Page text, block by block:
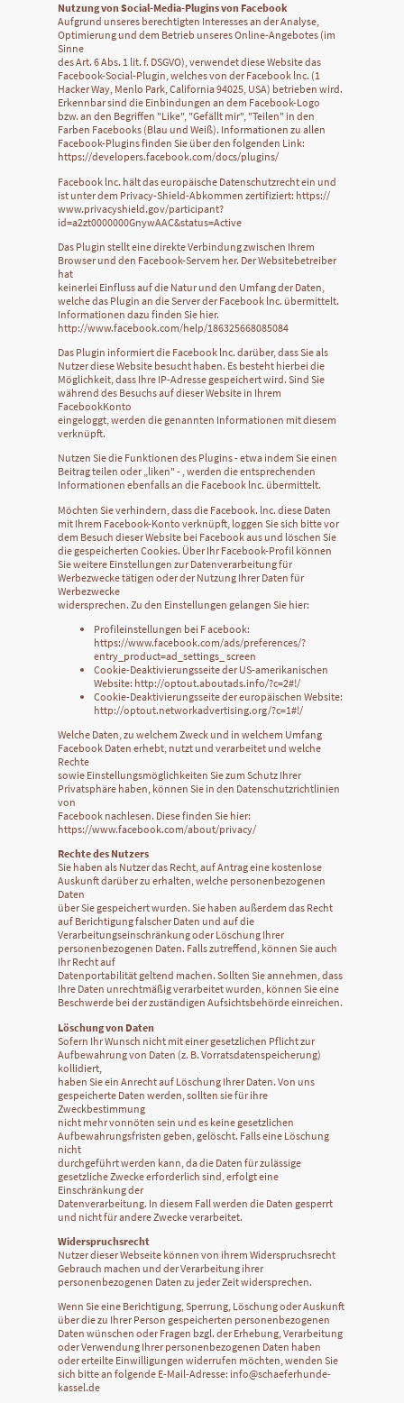
Nutzung von Social-Media-Plugins von Facebook
Aufgrund unseres berechtigten Interesses an der Analyse,
Optimierung und dem Betrieb unseres Online-Angebotes (im
Sinne
des Art. 6 Abs. 1 lit. f. DSGVO), verwendet diese Website das
Facebook-Social-Plugin, welches von der Facebook lnc. (1
Hacker Way, Menlo Park, California 94025, USA) betrieben wird.
Erkennbar sind die Einbindungen an dem Facebook-Logo
bzw. an den Begriffen "Like", "Gefällt mir", "Teilen" in den
Farben Facebooks (Blau und Weiß). Informationen zu allen
Facebook-Plugins finden Sie über den folgenden Link:
https://developers.facebook.com/docs/plugins/
Facebook lnc. hält das europäische Datenschutzrecht ein und
ist unter dem Privacy-Shield-Abkommen zertifiziert: https://
www.privacyshield.gov/participant?
id=a2zt0000000GnywAAC&status=Active
Das Plugin stellt eine direkte Verbindung zwischen Ihrem
Browser und den Facebook-Servem her. Der Websitebetreiber
hat
keinerlei Einfluss auf die Natur und den Umfang der Daten,
welche das Plugin an die Server der Facebook lnc. übermittelt.
Informationen dazu finden Sie hier.
http://www.facebook.com/help/186325668085084
Das Plugin informiert die Facebook lnc. darüber, dass Sie als
Nutzer diese Website besucht haben. Es besteht hierbei die
Möglichkeit, dass Ihre IP-Adresse gespeichert wird. Sind Sie
während des Besuchs auf dieser Website in Ihrem
FacebookKonto
eingeloggt, werden die genannten Informationen mit diesem
verknüpft.
Nutzen Sie die Funktionen des Plugins - etwa indem Sie einen
Beitrag teilen oder „liken" - , werden die entsprechenden
Informationen ebenfalls an die Facebook lnc. übermittelt.
Möchten Sie verhindern, dass die Facebook. lnc. diese Daten
mit Ihrem Facebook-Konto verknüpft, loggen Sie sich bitte vor
dem Besuch dieser Website bei Facebook aus und löschen Sie
die gespeicherten Cookies. Über Ihr Facebook-Profil können
Sie weitere Einstellungen zur Datenverarbeitung für
Werbezwecke tätigen oder der Nutzung Ihrer Daten für
Werbezwecke
widersprechen. Zu den Einstellungen gelangen Sie hier:
Profileinstellungen bei F acebook:
https://www.facebook.com/ads/preferences/?
entry_product=ad_settings_ screen
Cookie-Deaktivierungsseite der US-amerikanischen
Website: http://optout.aboutads.info/?c=2#!/
Cookie-Deaktivierungsseite der europäischen Website:
http://optout.networkadvertising.org/?c=1#!/
Welche Daten, zu welchem Zweck und in welchem Umfang
Facebook Daten erhebt, nutzt und verarbeitet und welche
Rechte
sowie Einstellungsmöglichkeiten Sie zum Schutz Ihrer
Privatsphäre haben, können Sie in den Datenschutzrichtlinien
von
Facebook nachlesen. Diese finden Sie hier:
https://www.facebook.com/about/privacy/
Rechte des Nutzers
Sie haben als Nutzer das Recht, auf Antrag eine kostenlose
Auskunft darüber zu erhalten, welche personenbezogenen
Daten
über Sie gespeichert wurden. Sie haben außerdem das Recht
auf Berichtigung falscher Daten und auf die
Verarbeitungseinschränkung oder Löschung Ihrer
personenbezogenen Daten. Falls zutreffend, können Sie auch
Ihr Recht auf
Datenportabilität geltend machen. Sollten Sie annehmen, dass
Ihre Daten unrechtmäßig verarbeitet wurden, können Sie eine
Beschwerde bei der zuständigen Aufsichtsbehörde einreichen.
Löschung von Daten
Sofern Ihr Wunsch nicht mit einer gesetzlichen Pflicht zur
Aufbewahrung von Daten (z. B. Vorratsdatenspeicherung)
kollidiert,
haben Sie ein Anrecht auf Löschung Ihrer Daten. Von uns
gespeicherte Daten werden, sollten sie für ihre
Zweckbestimmung
nicht mehr vonnöten sein und es keine gesetzlichen
Aufbewahrungsfristen geben, gelöscht. Falls eine Löschung
nicht
durchgeführt werden kann, da die Daten für zulässige
gesetzliche Zwecke erforderlich sind, erfolgt eine
Einschränkung der
Datenverarbeitung. In diesem Fall werden die Daten gesperrt
und nicht für andere Zwecke verarbeitet.
Widerspruchsrecht
Nutzer dieser Webseite können von ihrem Widerspruchsrecht
Gebrauch machen und der Verarbeitung ihrer
personenbezogenen Daten zu jeder Zeit widersprechen.
Wenn Sie eine Berichtigung, Sperrung, Löschung oder Auskunft
über die zu Ihrer Person gespeicherten personenbezogenen
Daten wünschen oder Fragen bzgl. der Erhebung, Verarbeitung
oder Verwendung Ihrer personenbezogenen Daten haben
oder erteilte Einwilligungen widerrufen möchten, wenden Sie
sich bitte an folgende E-Mail-Adresse: info@schaeferhunde-
kassel.de